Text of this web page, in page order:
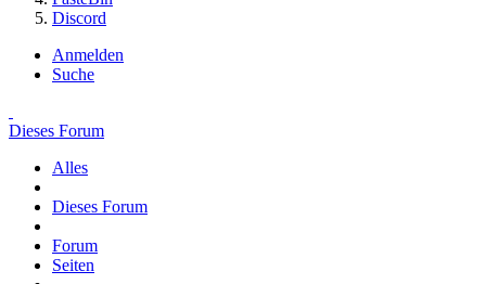
Discord
Anmelden
Suche
Dieses Forum
Alles
Dieses Forum
Forum
Seiten